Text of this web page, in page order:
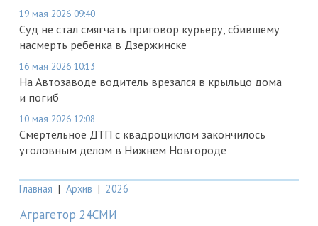
19 мая 2026 09:40
Суд не стал смягчать приговор курьеру, сбившему
насмерть ребенка в Дзержинске
16 мая 2026 10:13
На Автозаводе водитель врезался в крыльцо дома
и погиб
10 мая 2026 12:08
Смертельное ДТП с квадроциклом закончилось
уголовным делом в Нижнем Новгороде
Главная | Архив | 2026
Аграгетор 24СМИ